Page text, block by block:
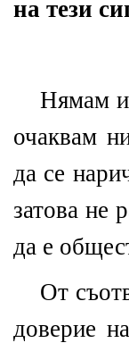
на тези
Нямам
очаквам
да се
затова не
да е
От
доверие